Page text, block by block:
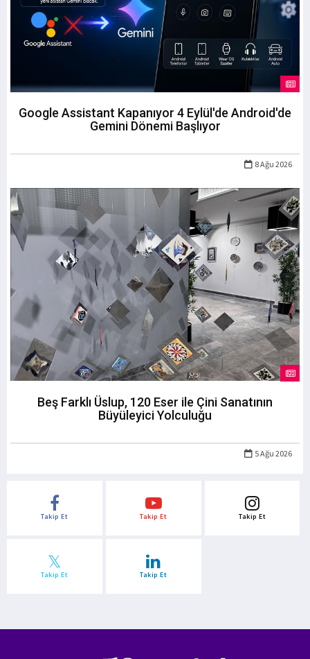
Google Assistant Kapanıyor 4 Eylül'de Android'de
Gemini Dönemi Başlıyor
8 Ağu 2026
Beş Farklı Üslup, 120 Eser ile Çini Sanatının
Büyüleyici Yolculuğu
5 Ağu 2026
Takip Et Takip Et Takip Et
Takip Et Takip Et